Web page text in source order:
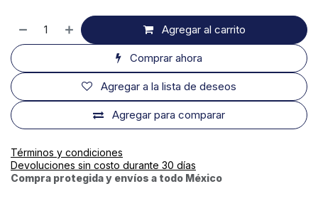
Agregar al carrito
Comprar ahora
Agregar para comparar
Agregar a la lista de deseos
Términos y condiciones
Devoluciones sin costo durante 30 días
Compra protegida y envíos a todo México